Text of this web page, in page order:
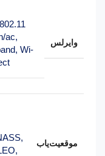
وایرلس
ac,
Wi-
موقعیت‌یاب